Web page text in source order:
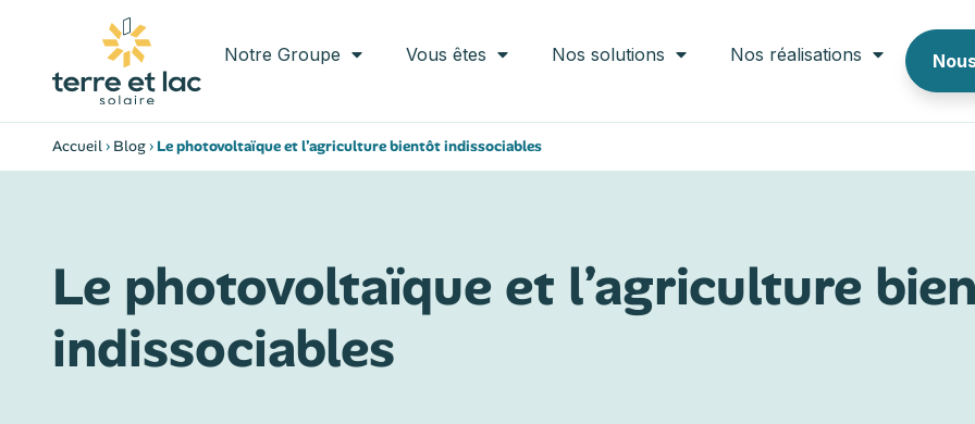
Notre Groupe Vous êtes Nos solutions Nos réalisations
Accueil› Blog› Le photovoltaïque et l’agriculture bientôt indissociables
Le photovoltaïque et l’agriculture
indissociables